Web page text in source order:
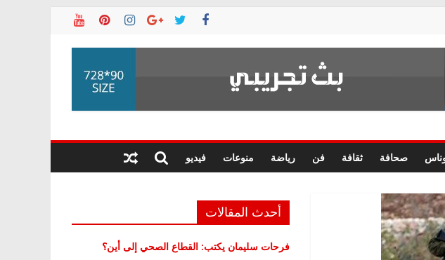
صحافة ثقافة فن رياضة منوعات فيديو
أحدث المقالات
فرحات سليمان يكتب: القطاع الصحي إلى أين؟